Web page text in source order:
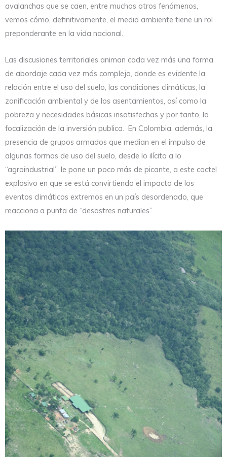
avalanchas que se caen, entre muchos otros fenómenos,
vemos cómo, definitivamente, el medio ambiente tiene un rol
preponderante en la vida nacional.
Las discusiones territoriales animan cada vez más una forma
de abordaje cada vez más compleja, donde es evidente la
relación entre el uso del suelo, las condiciones climáticas, la
zonificación ambiental y de los asentamientos, así como la
pobreza y necesidades básicas insatisfechas y por tanto, la
focalización de la inversión publica. En Colombia, además, la
presencia de grupos armados que median en el impulso de
algunas formas de uso del suelo, desde lo ilícito a lo
“agroindustrial”, le pone un poco más de picante, a este coctel
explosivo en que se está convirtiendo el impacto de los
eventos climáticos extremos en un país desordenado, que
reacciona a punta de “desastres naturales”.